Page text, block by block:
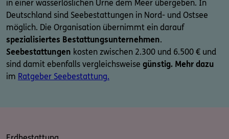
in einer wasserlöslichen Urne dem Meer übergeben. In
Deutschland sind Seebestattungen in Nord- und Ostsee
möglich. Die Organisation übernimmt ein darauf
spezialisiertes Bestattungsunternehmen.
Seebestattungen kosten zwischen 2.300 und 6.500 € und
sind damit ebenfalls vergleichsweise günstig. Mehr dazu
im Ratgeber Seebestattung.